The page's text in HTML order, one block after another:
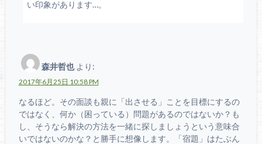
い印象があります…。
森井哲也 より:
2017年6月25日 10:58 PM
なるほど。その面談も親に「出させる」ことを目標にするの
ではなく、何か（困っている）問題があるのではないか？も
し、そうなら解決の方法を一緒に探しましょうという意味合
いではないのかな？と勝手に想像します。「宿題」はたぶん